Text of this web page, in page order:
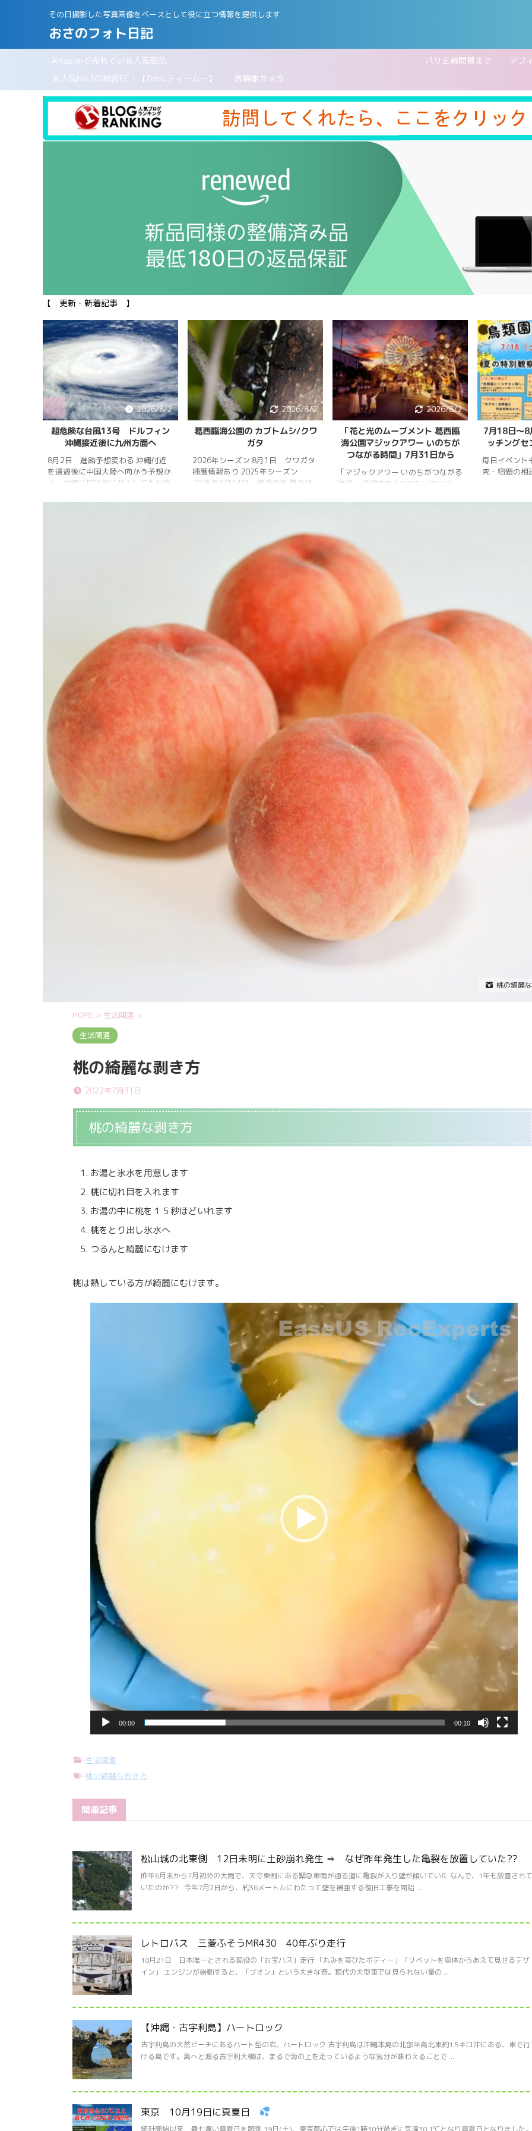
その日撮影した写真画像をベースとして役に立つ情報を提供します
おさのフォト日記
Amazonで売れている人気商品 パリ五輪開幕まで
アフ
米人気No.1の総合EC！【Temuティームー】
高機能カメラ
【 更新・新着記事 】
2026/8/2
超危険な台風13号 ドルフィン
沖縄接近後に九州方面へ
8月2日 進路予想変わる 沖縄付近
を通過後に中国大陸へ向かう予想か
ら、沖縄に接近後に北上して九州方
庁
2026/8/2
葛西臨海公園の カブトムシ/クワ
ガタ
2026年シーズン 8月1日 クワガタ
捕獲情報あり 2025年シーズン
2025年6月14日 樹液発見 夏の訪
く、樹液の出方は低調。新水族園の
りましたが、カブトムシ・ノコギリ
クワガタの情報がありました。しか
し、かなり個体数が減少していると
思われます。 2025年3月28日 冬
眠していたコクワガタ全員が目覚め
ました!! 2025年2月17日 冬眠して
いたコクワガタ♂が目覚めました!!
昆虫ゼリーを吸って ...
2026/8/2
「花と光のムーブメント 葛西臨
海公園マジックアワー いのちが
つながる時間」7月31日から
「マジックアワー いのちがつながる
時間」 会場内を6つのエリアに分
スポット」（ひまわり畑内） 噴水
前中央園路の「Fresh Sun（爽やか
な陽）」 葛西臨海水族園入口前の演
出「Deep Sea Night（深海の夜）」
7月18日〜
ッチング
毎日イベン
究・宿題の相
桃の綺麗
HOME > 生活関連 >
生活関連
桃の綺麗な剥き方
2022年7月31日
桃の綺麗な剥き方
お湯と氷水を用意します
桃に切れ目を入れます
お湯の中に桃を１５秒ほどいれます
桃をとり出し氷水へ
つるんと綺麗にむけます
桃は熟している方が綺麗にむけます。
00:00 00:10
-生活関連
-桃の綺麗な剥き方
関連記事
松山城の北東側 12日未明に土砂崩れ発生 ⇒ なぜ昨年発生した亀裂を放置していた??
昨年6月末から7月初めの大雨で、天守東側にある緊急車両が通る道に亀裂が入り壁が傾いていた なんで、1年も放置されて
いたのか?? 今年7月2日から、約36メートルにわたって壁を補強する復旧工事を開始 ...
レトロバス 三菱ふそうMR430 40年ぶり走行
10月21日 日本唯一とされる現役の「お宝バス」走行 「丸みを帯びたボディー」「リベットを車体からあえて見せるデザ
イン」 エンジンが始動すると、「ブオン」という大きな音。現代の大型車では見られない量の ...
【沖縄・古宇利島】ハートロック
古宇利島の天然ビーチにあるハート型の岩、ハートロック 古宇利島は沖縄本島の北部半島北東約1.5キロ沖にある、車で行
ける島です。島へと渡る古宇利大橋は、まるで海の上を走っているような気分が味わえることで ...
東京 10月19日に真夏日
統計開始以来 最も遅い真夏日を観測 19日(土)、東京都心では午後1時30分過ぎに気温30.1℃となり真夏日となりました。